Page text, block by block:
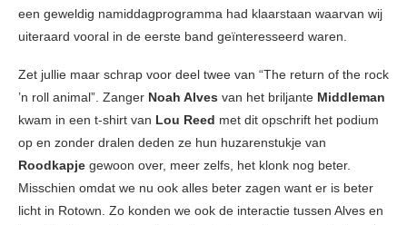
een geweldig namiddagprogramma had klaarstaan waarvan wij
uiteraard vooral in de eerste band geïnteresseerd waren.
Zet jullie maar schrap voor deel twee van “The return of the rock
’n roll animal”. Zanger Noah Alves van het briljante Middleman
kwam in een t-shirt van Lou Reed met dit opschrift het podium
op en zonder dralen deden ze hun huzarenstukje van
Roodkapje gewoon over, meer zelfs, het klonk nog beter.
Misschien omdat we nu ook alles beter zagen want er is beter
licht in Rotown. Zo konden we ook de interactie tussen Alves en